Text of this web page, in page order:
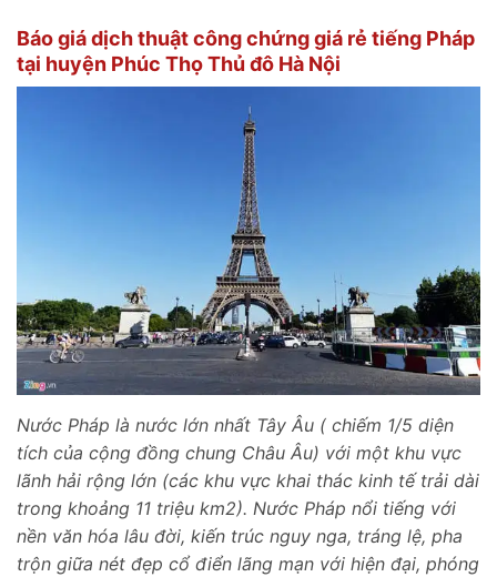
Báo giá dịch thuật công chứng giá rẻ tiếng Pháp
tại huyện Phúc Thọ Thủ đô Hà Nội
Nước Pháp là nước lớn nhất Tây Âu ( chiếm 1/5 diện
tích của cộng đồng chung Châu Âu) với một khu vực
lãnh hải rộng lớn (các khu vực khai thác kinh tế trải dài
trong khoảng 11 triệu km2). Nước Pháp nổi tiếng với
nền văn hóa lâu đời, kiến trúc nguy nga, tráng lệ, pha
trộn giữa nét đẹp cổ điển lãng mạn với hiện đại, phóng